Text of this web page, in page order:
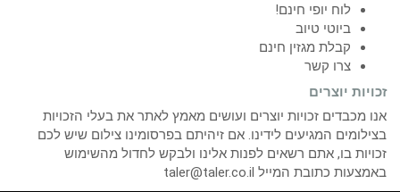
לוח יופי חינם!
ביוטי טיוב
קבלת מגזין חינם
צרו קשר
זכויות יוצרים
אנו מכבדים זכויות יוצרים ועושים מאמץ לאתר את בעלי הזכויות
בצילומים המגיעים לידינו. אם זיהיתם בפרסומינו צילום שיש לכם
זכויות בו, אתם רשאים לפנות אלינו ולבקש לחדול מהשימוש
באמצעות כתובת המייל taler@taler.co.il